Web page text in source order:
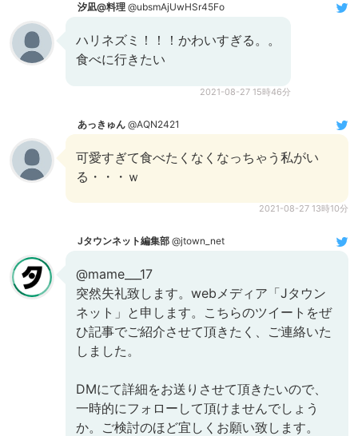
汐凪@料理 @ubsmAjUwHSr45Fo
ハリネズミ！！！かわいすぎる。。
食べに行きたい
2021-08-27 15時46分
あっきゅん @AQN2421
可愛すぎて食べたくなくなっちゃう私がい
る・・・ｗ
2021-08-27 13時10分
Jタウンネット編集部 @jtown_net
@mame___17
突然失礼致します。webメディア「Jタウン
ネット」と申します。こちらのツイートをぜ
ひ記事でご紹介させて頂きたく、ご連絡いた
しました。
DMにて詳細をお送りさせて頂きたいので、
一時的にフォローして頂けませんでしょう
か。ご検討のほど宜しくお願い致します。